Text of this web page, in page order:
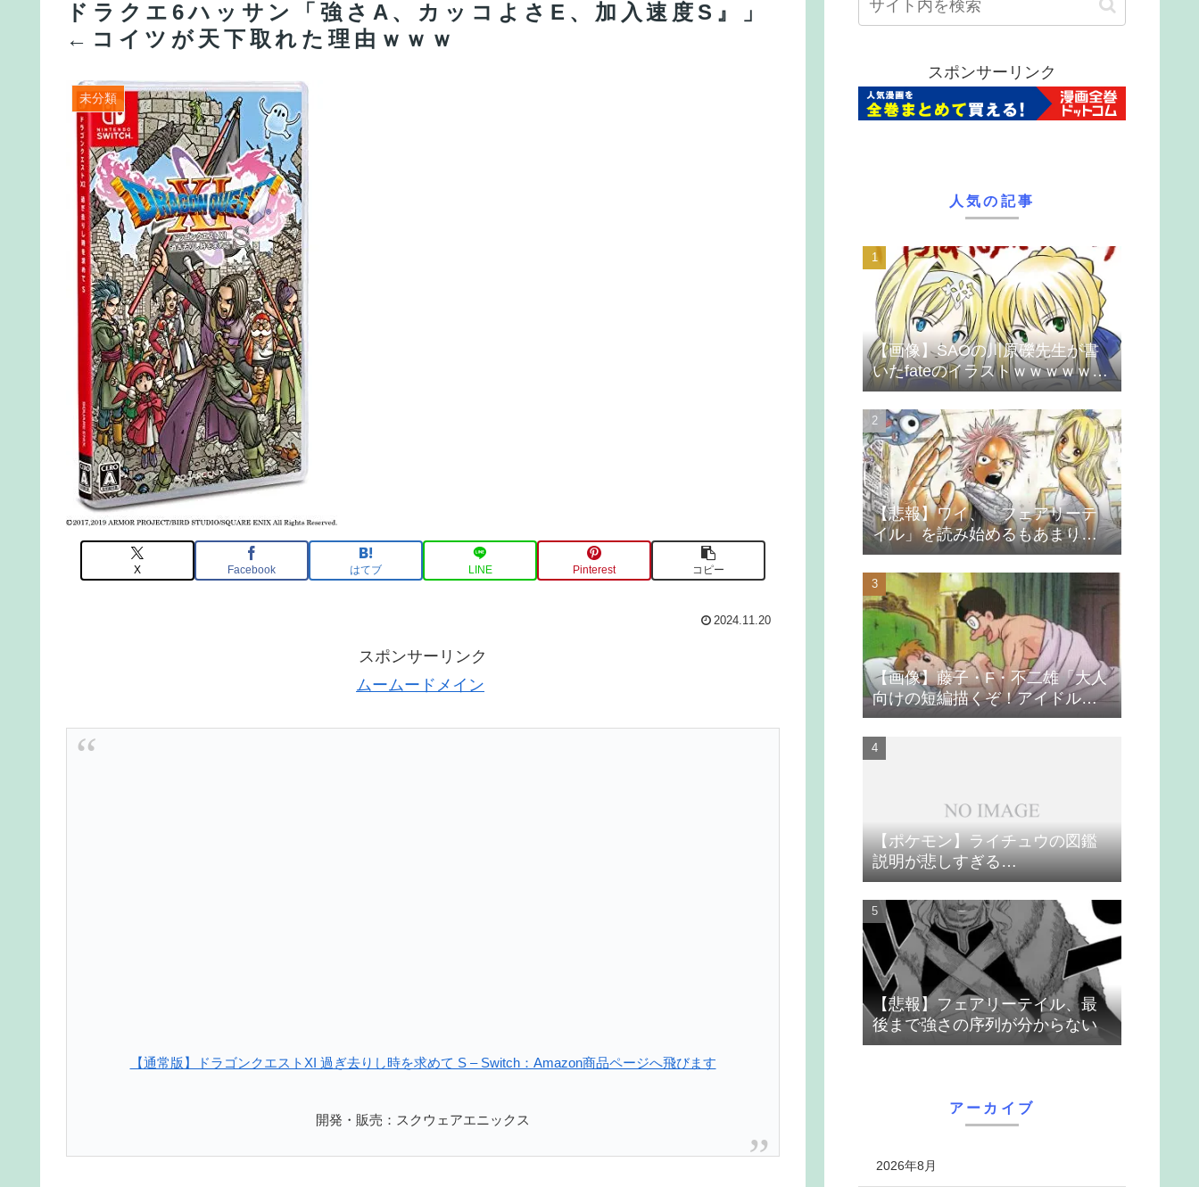
ドラクエ6ハッサン「強さA、カッコよさE、加入速度S』」
←コイツが天下取れた理由ｗｗｗ
未分類
X Facebook はてブ LINE Pinterest コピー
2024.11.20
スポンサーリンク
ムームードメイン
【通常版】ドラゴンクエストXI 過ぎ去りし時を求めて S – Switch：Amazon商品ページへ飛びます
開発・販売：スクウェアエニックス
スポンサーリンク
人気の記事
【画像】SAOの川原礫先生が書
いたfateのイラストｗｗｗｗｗｗ
ｗｗｗ
【悲報】ワイ、「フェアリーテ
イル」を読み始めるもあまりの
つまらなさに挫折する
【画像】藤子・F・不二雄「大人
向けの短編描くぞ！アイドルが
無理やり抱かれるシーン入れ
よ」
【ポケモン】ライチュウの図鑑
説明が悲しすぎる…
【悲報】フェアリーテイル、最
後まで強さの序列が分からない
アーカイブ
2026年8月